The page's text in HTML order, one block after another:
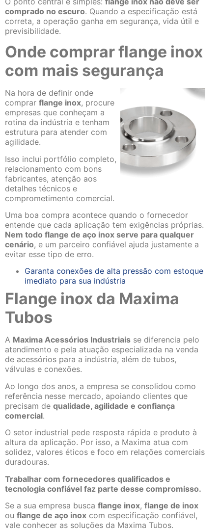
comprado no escuro. Quando a especificação está
correta, a operação ganha em segurança, vida útil e
previsibilidade.
Onde comprar flange inox
com mais segurança
Na hora de definir onde
comprar flange inox, procure
empresas que conheçam a
rotina da indústria e tenham
estrutura para atender com
agilidade.
Isso inclui portfólio completo,
relacionamento com bons
fabricantes, atenção aos
detalhes técnicos e
comprometimento comercial.
Uma boa compra acontece quando o fornecedor
entende que cada aplicação tem exigências próprias.
Nem todo flange de aço inox serve para qualquer
cenário, e um parceiro confiável ajuda justamente a
evitar esse tipo de erro.
Garanta conexões de alta pressão com estoque
imediato para sua indústria
Flange inox da Maxima
Tubos
A Maxima Acessórios Industriais se diferencia pelo
atendimento e pela atuação especializada na venda
de acessórios para a indústria, além de tubos,
válvulas e conexões.
Ao longo dos anos, a empresa se consolidou como
referência nesse mercado, apoiando clientes que
precisam de qualidade, agilidade e confiança
comercial.
O setor industrial pede resposta rápida e produto à
altura da aplicação. Por isso, a Maxima atua com
solidez, valores éticos e foco em relações comerciais
duradouras.
Trabalhar com fornecedores qualificados e
tecnologia confiável faz parte desse compromisso.
Se a sua empresa busca flange inox, flange de inox
ou flange de aço inox com especificação confiável,
vale conhecer as soluções da Maxima Tubos.